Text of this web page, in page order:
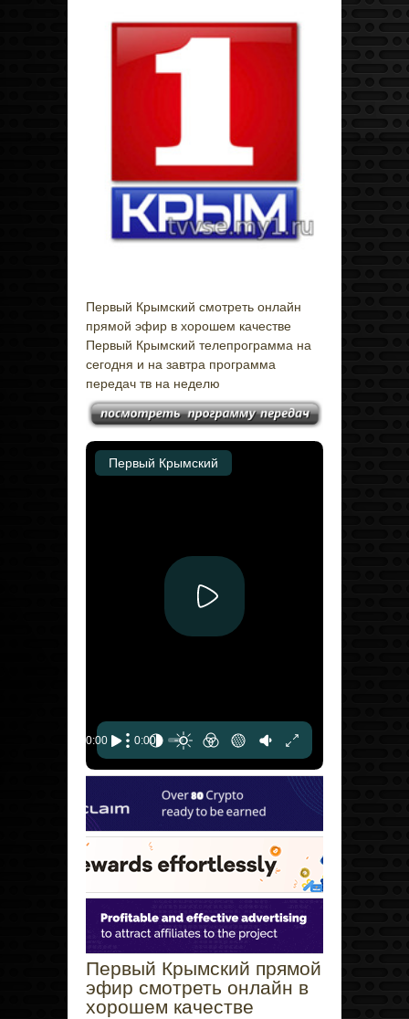
Первый Крымский смотреть онлайн
прямой эфир в хорошем качестве
Первый Крымский телепрограмма на
сегодня и на завтра программа
передач тв на неделю
Первый Крымский прямой
эфир смотреть онлайн в
хорошем качестве